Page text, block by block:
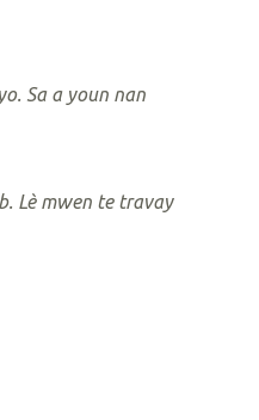
Sa a youn nan
Lè mwen te travay